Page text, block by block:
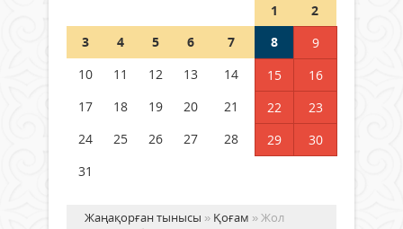
Шетелде жүрген Қазақстан
азаматтары қалай дауыс бере
1
2
3
4 5 6 7 8
9
10
11 12 13 14 15
16
17
18 19 20 21 22
23
24
25 26 27 28 29
30
31
Жаңақорған тынысы » Қоғам » Жол